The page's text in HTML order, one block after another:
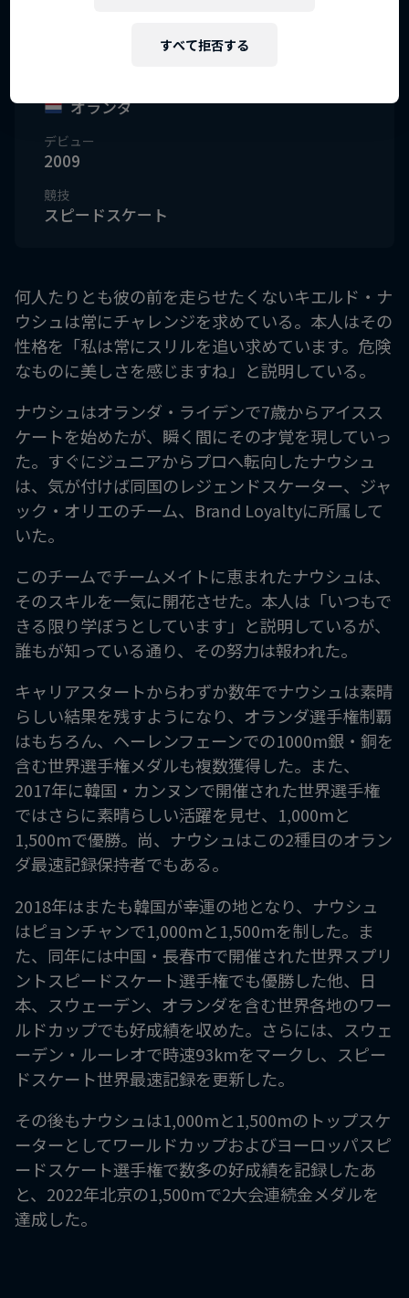
オランダ
デビュー
2009
競技
スピードスケート
何人たりとも彼の前を走らせたくないキエルド・ナ
ウシュは常にチャレンジを求めている。本人はその
性格を「私は常にスリルを追い求めています。危険
なものに美しさを感じますね」と説明している。
ナウシュはオランダ・ライデンで7歳からアイスス
ケートを始めたが、瞬く間にその才覚を現していっ
た。すぐにジュニアからプロへ転向したナウシュ
は、気が付けば同国のレジェンドスケーター、ジャ
ック・オリエのチーム、Brand Loyaltyに所属して
いた。
このチームでチームメイトに恵まれたナウシュは、
そのスキルを一気に開花させた。本人は「いつもで
きる限り学ぼうとしています」と説明しているが、
誰もが知っている通り、その努力は報われた。
キャリアスタートからわずか数年でナウシュは素晴
らしい結果を残すようになり、オランダ選手権制覇
はもちろん、ヘーレンフェーンでの1000m銀・銅を
含む世界選手権メダルも複数獲得した。また、
2017年に韓国・カンヌンで開催された世界選手権
ではさらに素晴らしい活躍を見せ、1,000mと
1,500mで優勝。尚、ナウシュはこの2種目のオラン
ダ最速記録保持者でもある。
2018年はまたも韓国が幸運の地となり、ナウシュ
はピョンチャンで1,000mと1,500mを制した。ま
た、同年には中国・長春市で開催された世界スプリ
ントスピードスケート選手権でも優勝した他、日
本、スウェーデン、オランダを含む世界各地のワー
ルドカップでも好成績を収めた。さらには、スウェ
ーデン・ルーレオで時速93kmをマークし、スピー
ドスケート世界最速記録を更新した。
その後もナウシュは1,000mと1,500mのトップスケ
ーターとしてワールドカップおよびヨーロッパスピ
ードスケート選手権で数多の好成績を記録したあ
と、2022年北京の1,500mで2大会連続金メダルを
達成した。
すべて拒否する